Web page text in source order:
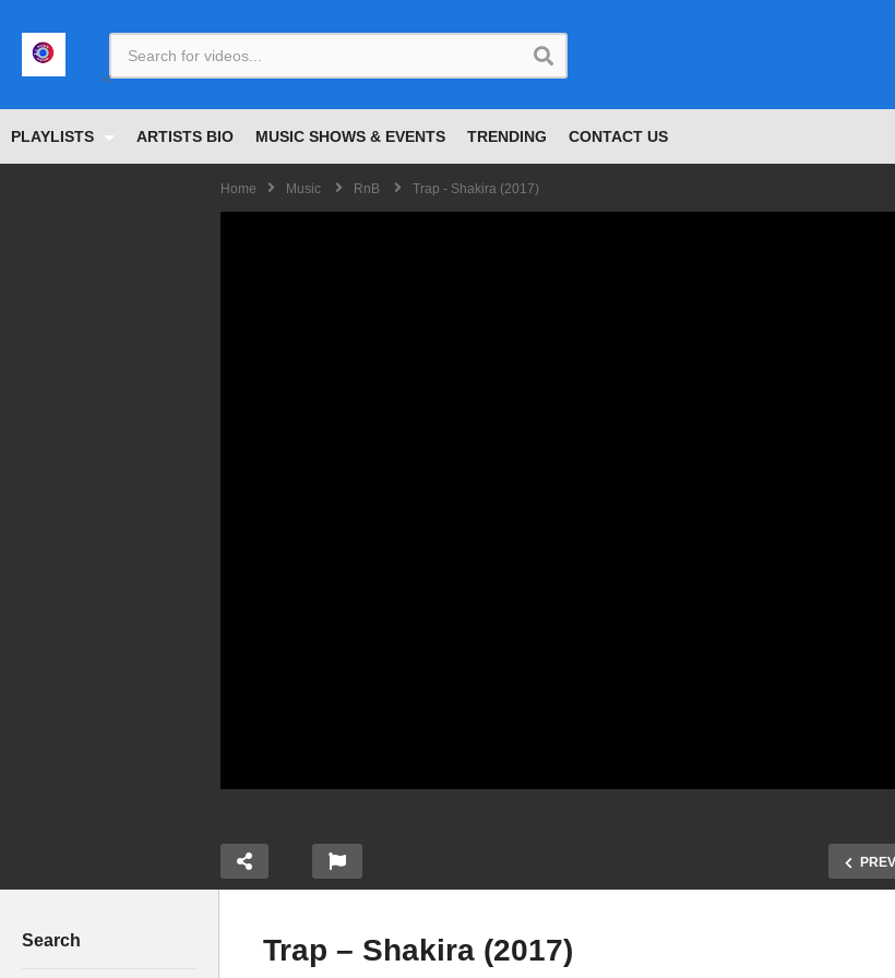
PLAYLISTS ARTISTS BIO MUSIC SHOWS & EVENTS TRENDING CONTACT US
Home Music RnB Trap - Shakira (2017)
Search Trap – Shakira (2017)
<